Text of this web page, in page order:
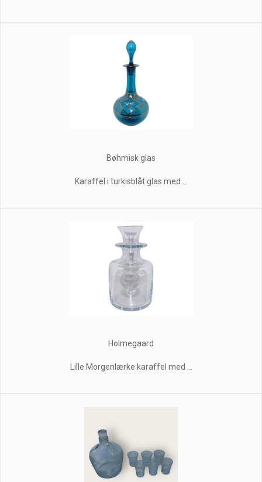
Bøhmisk glas
Karaffel i turkisblåt glas med ...
Holmegaard
Lille Morgenlærke karaffel med ...